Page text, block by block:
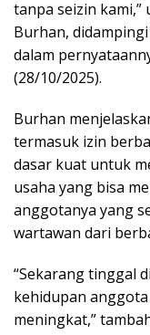
tanpa seizin
Burhan,
dalam
(28/10/2025).
Burhan
termasuk izin
dasar kuat untuk
usaha yang bisa
anggotanya yang
wartawan dari
“Sekarang tinggal
kehidupan
meningkat,”